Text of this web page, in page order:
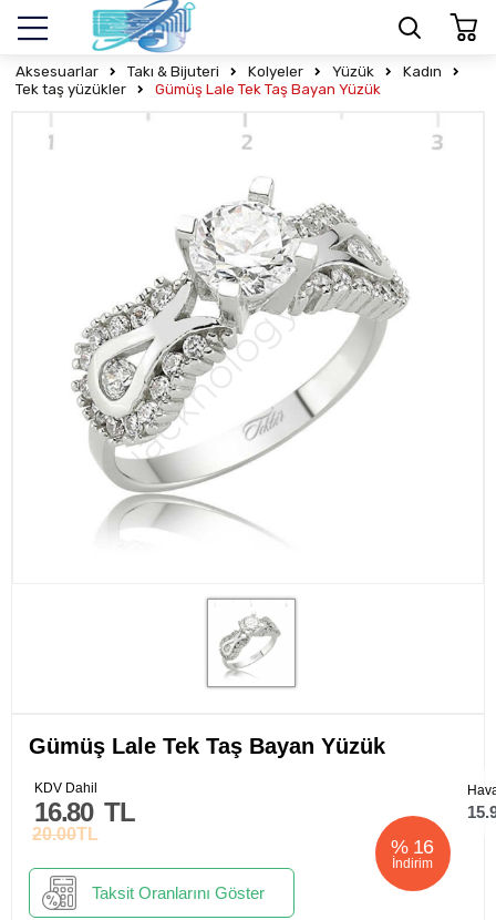
Aksesuarlar Takı & Bijuteri Kolyeler Yüzük
Kadın
Tek taş yüzükler
Gümüş Lale Tek Taş Bayan Yüzük
Gümüş Lale Tek Taş Bayan Yüzük
% 16
İndirim
20.00TL
16.80 TL
KDV Dahil
Taksit Oranlarını Göster